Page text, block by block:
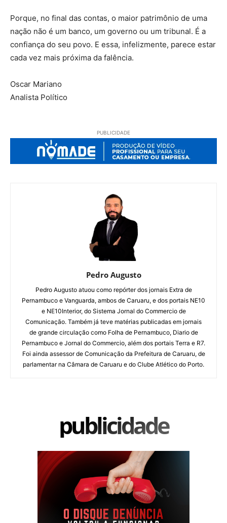
Porque, no final das contas, o maior patrimônio de uma
nação não é um banco, um governo ou um tribunal. É a
confiança do seu povo. E essa, infelizmente, parece estar
cada vez mais próxima da falência.
Oscar Mariano
Analista Político
PUBLICIDADE
Pedro Augusto
Pedro Augusto atuou como repórter dos jornais Extra de
Pernambuco e Vanguarda, ambos de Caruaru, e dos portais NE10
e NE10Interior, do Sistema Jornal do Commercio de
Comunicação. Também já teve matérias publicadas em jornais
de grande circulação como Folha de Pernambuco, Diario de
Pernambuco e Jornal do Commercio, além dos portais Terra e R7.
Foi ainda assessor de Comunicação da Prefeitura de Caruaru, de
parlamentar na Câmara de Caruaru e do Clube Atlético do Porto.
publicidade